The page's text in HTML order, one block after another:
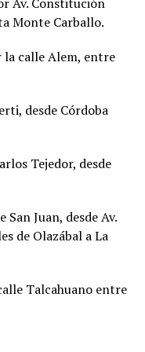
Monte Carballo.
la calle Alem, entre
desde Córdoba
Tejedor, desde
Juan, desde Av.
de Olazábal a La
Talcahuano entre